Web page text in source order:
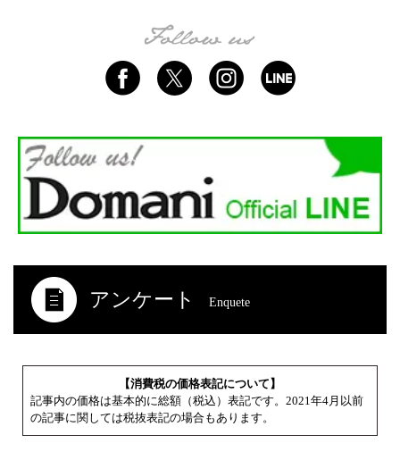
アンケート Enquete
【消費税の価格表記について】
記事内の価格は基本的に総額（税込）表記です。2021年4月以前
の記事に関しては税抜表記の場合もあります。